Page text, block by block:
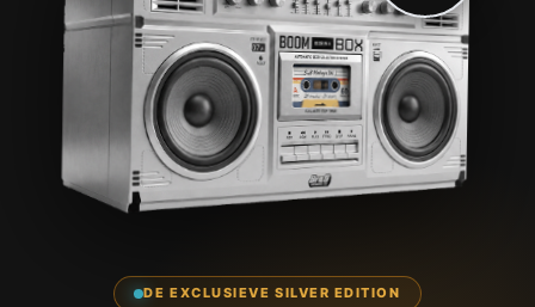
DE EXCLUSIEVE SILVER EDITION